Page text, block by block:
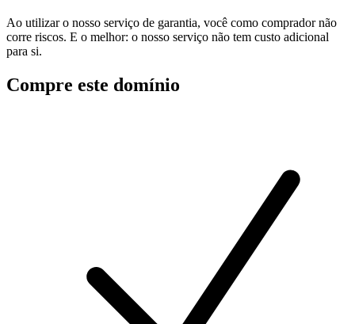
Ao utilizar o nosso serviço de garantia, você como comprador não
corre riscos. E o melhor: o nosso serviço não tem custo adicional
para si.
Compre este domínio